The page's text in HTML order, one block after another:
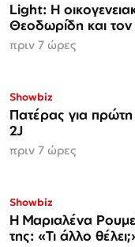
Light: Η
Θεοδωρίδη και τον
πριν 7 ώρες
Showbiz
Πατέρας για
2J
πριν 7 ώρες
Showbiz
H Μαριαλένα
της: «Τι άλλο